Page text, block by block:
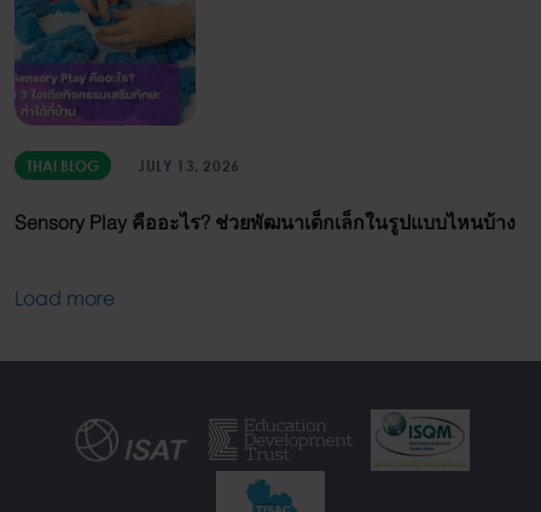
THAI BLOG JULY 13, 2026
Sensory Play คืออะไร? ช่วยพัฒนาเด็กเล็กในรูปแบบไหนบ้าง
Load more